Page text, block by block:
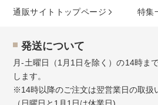
通販サイトトップページ 特集
発送について
月-土曜日（1月1日を除く）の14時ま
します。
※14時以降のご注文は翌営業日の取扱
（日曜日と1月1日は休業日)